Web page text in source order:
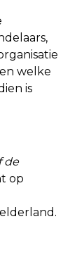
welke
is
de
op